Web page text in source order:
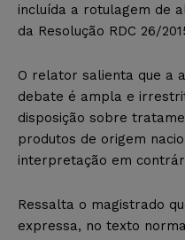
incluída a rotulagem de
da Resolução RDC 26/
O relator salienta que a
debate é ampla e
disposição sobre
produtos de origem
interpretação em
Ressalta o magistrado
expressa, no texto